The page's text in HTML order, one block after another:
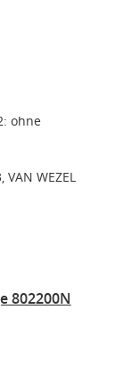
ohne
WEZEL
802200N